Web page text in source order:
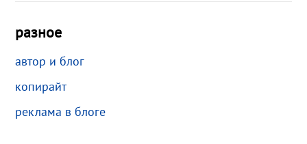
разное
автор и блог
копирайт
реклама в блоге